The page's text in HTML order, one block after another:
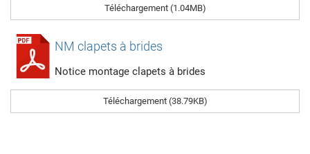
Téléchargement (1.04MB)
NM clapets à brides
Notice montage clapets à brides
Téléchargement (38.79KB)